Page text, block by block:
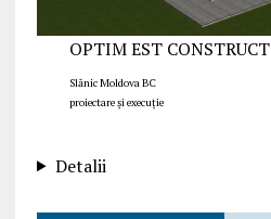
OPTIM EST CONSTRUCT
Slănic Moldova BC
proiectare și execuție
Detalii